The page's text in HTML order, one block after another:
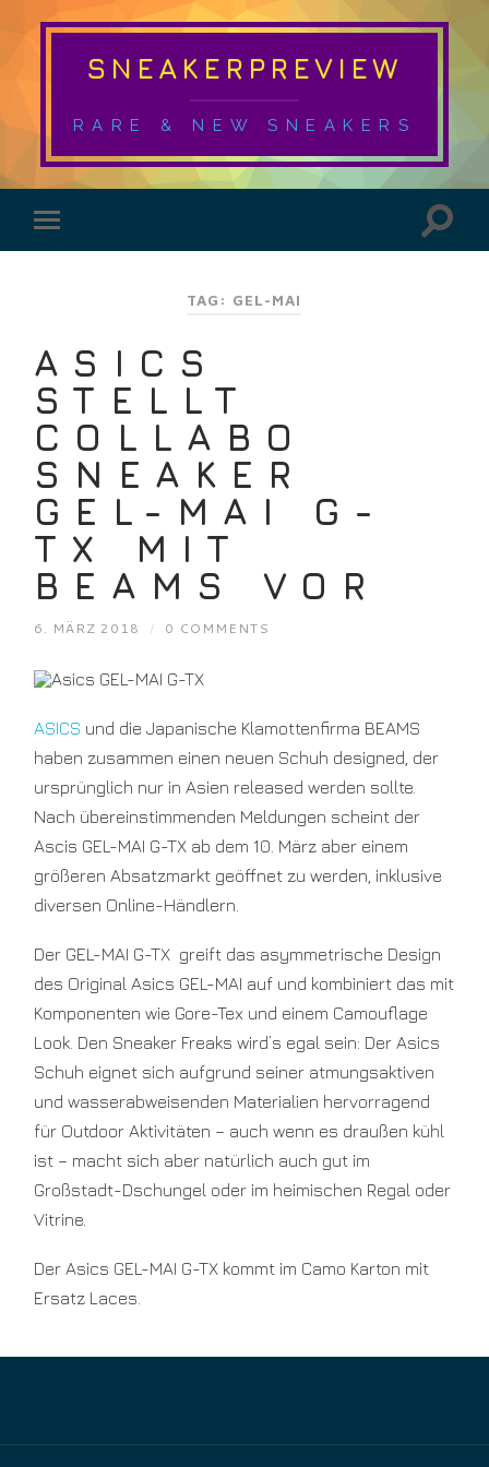
SNEAKERPREVIEW
RARE & NEW SNEAKERS
TAG: GEL-MAI
ASICS
STELLT
COLLABO
SNEAKER
GEL-MAI G-
TX MIT
BEAMS VOR
6. MÄRZ 2018 / 0 COMMENTS
ASICS und die Japanische Klamottenfirma BEAMS
haben zusammen einen neuen Schuh designed, der
ursprünglich nur in Asien released werden sollte.
Nach übereinstimmenden Meldungen scheint der
Ascis GEL-MAI G-TX ab dem 10. März aber einem
größeren Absatzmarkt geöffnet zu werden, inklusive
diversen Online-Händlern.
Der GEL-MAI G-TX greift das asymmetrische Design
des Original Asics GEL-MAI auf und kombiniert das mit
Komponenten wie Gore-Tex und einem Camouflage
Look. Den Sneaker Freaks wird’s egal sein: Der Asics
Schuh eignet sich aufgrund seiner atmungsaktiven
und wasserabweisenden Materialien hervorragend
für Outdoor Aktivitäten – auch wenn es draußen kühl
ist – macht sich aber natürlich auch gut im
Großstadt-Dschungel oder im heimischen Regal oder
Vitrine.
Der Asics GEL-MAI G-TX kommt im Camo Karton mit
Ersatz Laces.